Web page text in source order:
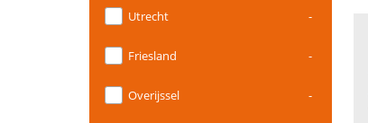
Utrecht -
Friesland -
Overijssel -